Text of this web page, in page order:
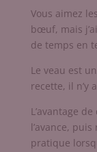
Vous aimez
bœuf, mais
de temps en
Le veau est
recette, il n’y
L’avantage
l’avance,
pratique